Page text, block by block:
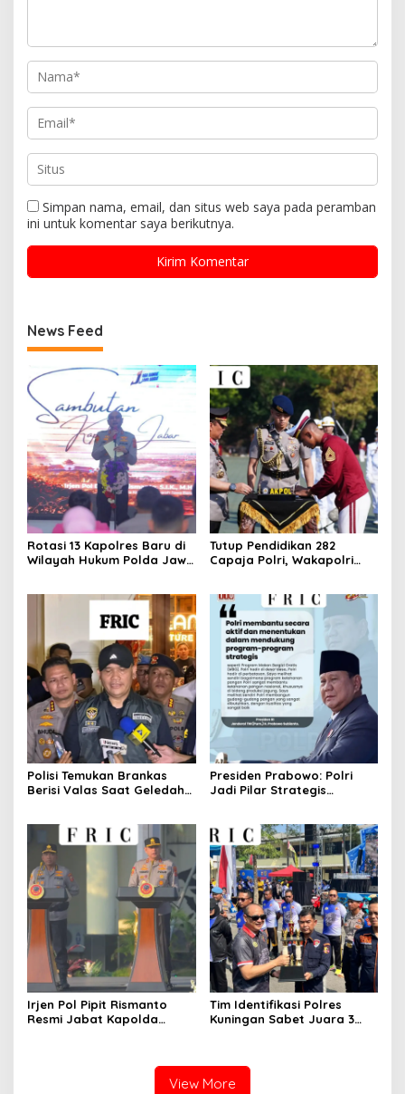
Simpan nama, email, dan situs web saya pada peramban
ini untuk komentar saya berikutnya.
News Feed
Rotasi 13 Kapolres Baru di
Wilayah Hukum Polda Jawa
Dinamika Organisasi.
Tutup Pendidikan 282
Capaja Polri, Wakapolri
Polisi Temukan Brankas
Berisi Valas Saat Geledah
Presiden Prabowo: Polri
Jadi Pilar Strategis
Pembangunan Nasional
Irjen Pol Pipit Rismanto
Resmi Jabat Kapolda
Tim Identifikasi Polres
Kuningan Sabet Juara 3
View More